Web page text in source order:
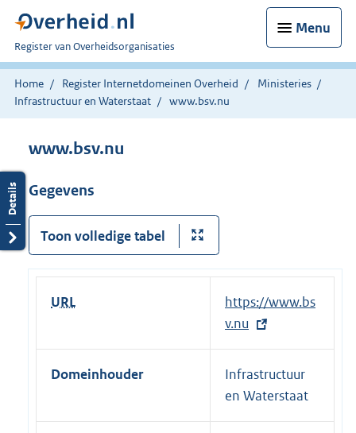
Menu
U
bent
nu
hier:
Register van Overheidsorganisaties
Home Register Internetdomeinen Overheid
Ministeries
Infrastructuur en Waterstaat
www.bsv.nu
www.bsv.nu
Gegevens
Toon volledige tabel
URL
E
x
t
e
https://www.bs
v.nu
Domeinhouder
Infrastructuur
en Waterstaat